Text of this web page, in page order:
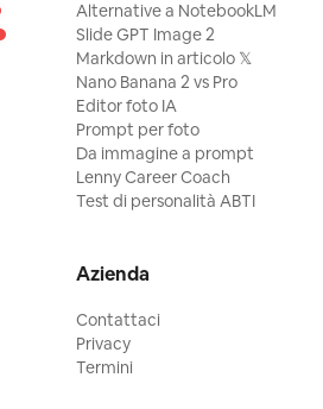
Alternative a NotebookLM
Slide GPT Image 2
Markdown in articolo 𝕏
Nano Banana 2 vs Pro
Editor foto IA
Prompt per foto
Da immagine a prompt
Lenny Career Coach
Test di personalità ABTI
Azienda
Contattaci
Privacy
Termini